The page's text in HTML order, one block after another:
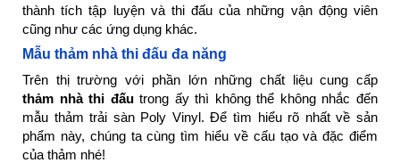
thành tích tập luyện và thi đấu của những vận động viên
cũng như các ứng dụng khác.
Mẫu thảm nhà thi đấu đa năng
Trên thị trường với phần lớn những chất liệu cung cấp
thảm nhà thi đấutrong ấy thì không thể không nhắc đến
mẫu thảm trải sàn Poly Vinyl. Để tìm hiểu rõ nhất về sản
phẩm này, chúng ta cùng tìm hiểu về cấu tạo và đặc điểm
của thảm nhé!